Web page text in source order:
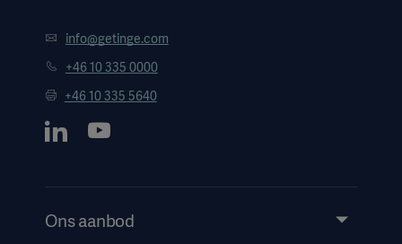
info@getinge.com
+46 10 335 0000
+46 10 335 5640
Ons aanbod